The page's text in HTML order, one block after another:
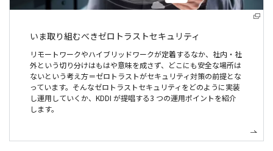
いま取り組むべきゼロトラストセキュリティ
リモートワークやハイブリッドワークが定着するなか、社内・社
外という切り分けはもはや意味を成さず、どこにも安全な場所は
ないという考え方＝ゼロトラストがセキュリティ対策の前提とな
っています。そんなゼロトラストセキュリティをどのように実装
し運用していくか、KDDI が提唱する3 つの運用ポイントを紹介
します。